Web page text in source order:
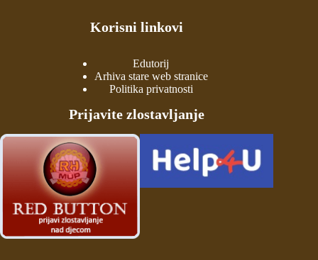
Korisni linkovi
Edutorij
Arhiva stare web stranice
Politika privatnosti
Prijavite zlostavljanje